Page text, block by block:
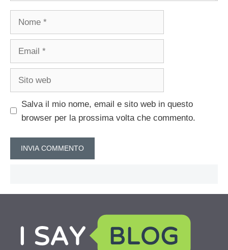
Salva il mio nome, email e sito web in questo
browser per la prossima volta che commento.